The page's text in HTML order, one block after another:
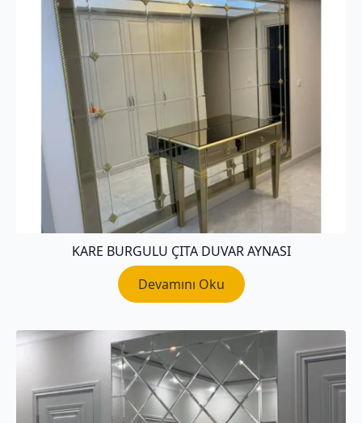
KARE BURGULU ÇITA DUVAR AYNASI
Devamını Oku